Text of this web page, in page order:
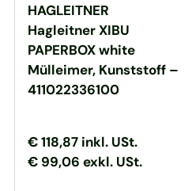
HAGLEITNER
Hagleitner XIBU
PAPERBOX white
Mülleimer, Kunststoff –
411022336100
Normaler Preis
Normaler Preis
€ 118,87 inkl. USt.
€ 99,06 exkl. USt.